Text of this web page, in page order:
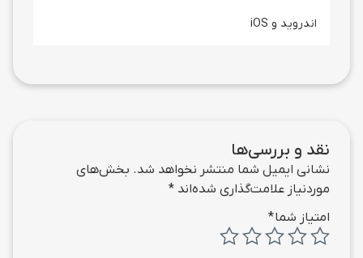
اندروید و iOS
نقد و بررسی‌ها
نشانی ایمیل شما منتشر نخواهد شد. بخش‌های
موردنیاز علامت‌گذاری شده‌اند *
امتیاز شما*